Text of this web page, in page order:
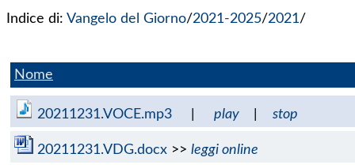
Indice di: Vangelo del Giorno/2021-2025/2021/
Nome
20211231.VOCE.mp3 play stop
20211231.VDG.docx >> leggi online